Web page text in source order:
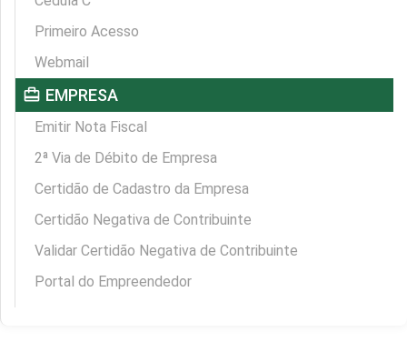
Primeiro Acesso
Webmail
card_travel EMPRESA
Emitir Nota Fiscal
2ª Via de Débito de Empresa
Certidão de Cadastro da Empresa
Certidão Negativa de Contribuinte
Validar Certidão Negativa de Contribuinte
Portal do Empreendedor